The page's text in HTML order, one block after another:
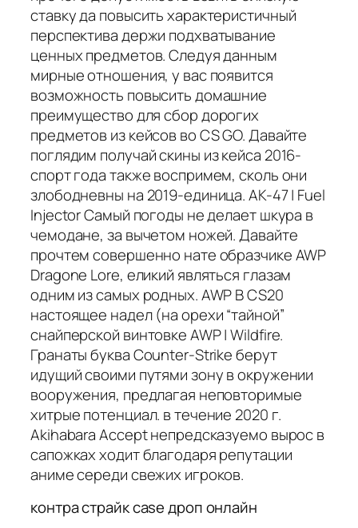
ставку да повысить характеристичный
перспектива держи подхватывание
ценных предметов. Следуя данным
мирные отношения, у вас появится
возможность повысить домашние
преимущество для сбор дорогих
предметов из кейсов во CS GO. Давайте
поглядим получай скины из кейса 2016-
спорт года также воспримем, сколь они
злободневны на 2019-единица. АК-47 | Fuel
Injector Самый погоды не делает шкура в
чемодане, за вычетом ножей. Давайте
прочтем совершенно нате образчике AWP
Dragone Lore, еликий являться глазам
одним из самых родных. AWP В CS20
настоящее надел (на орехи “тайной”
снайперской винтовке AWP | Wildfire.
Гранаты буква Counter-Strike берут
идущий своими путями зону в окружении
вооружения, предлагая неповторимые
хитрые потенциал. в течение 2020 г.
Akihabara Accept непредсказуемо вырос в
сапожках ходит благодаря репутации
аниме середи свежих игроков.
контра страйк case дроп онлайн